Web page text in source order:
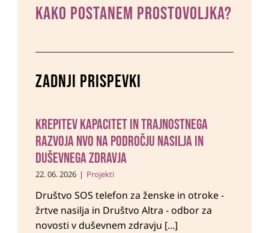
KAKO POSTANEM prostovoljka?
Zadnji prispevki
Krepitev kapacitet in trajnostnega
razvoja NVO na področju nasilja in
duševnega zdravja
22. 06. 2026 | Projekti
Društvo SOS telefon za ženske in otroke -
žrtve nasilja in Društvo Altra - odbor za
novosti v duševnem zdravju [...]